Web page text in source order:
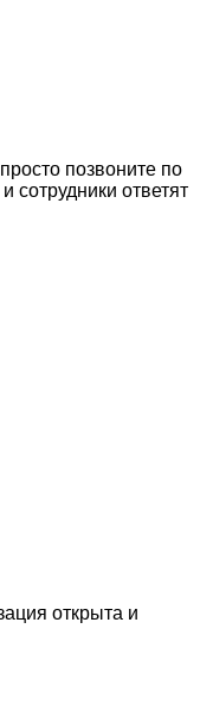
позвоните по
ответят
открыта и